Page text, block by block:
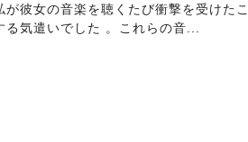
彼女の音楽を聴くたび衝撃を受けた
気遣いでした 。これらの音...